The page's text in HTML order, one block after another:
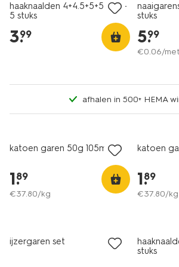
haaknaalden 4+4.5+5+5.5+6 -
5 stuks
3.
99
stuks
5.
99
€0.06/
afhalen in 500+ HEMA
katoen garen 50g 105m lila
1.
89
€37.80/kg
katoen
1.
89
€37.80/kg
ijzergaren set
stuks